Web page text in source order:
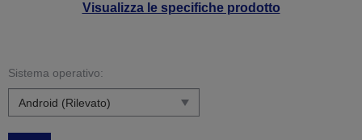
Visualizza le specifiche prodotto
Sistema operativo: